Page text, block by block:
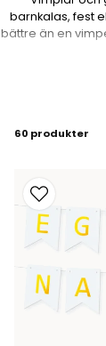
barnkalas, fest
bättre än en
är populära
60 produkter